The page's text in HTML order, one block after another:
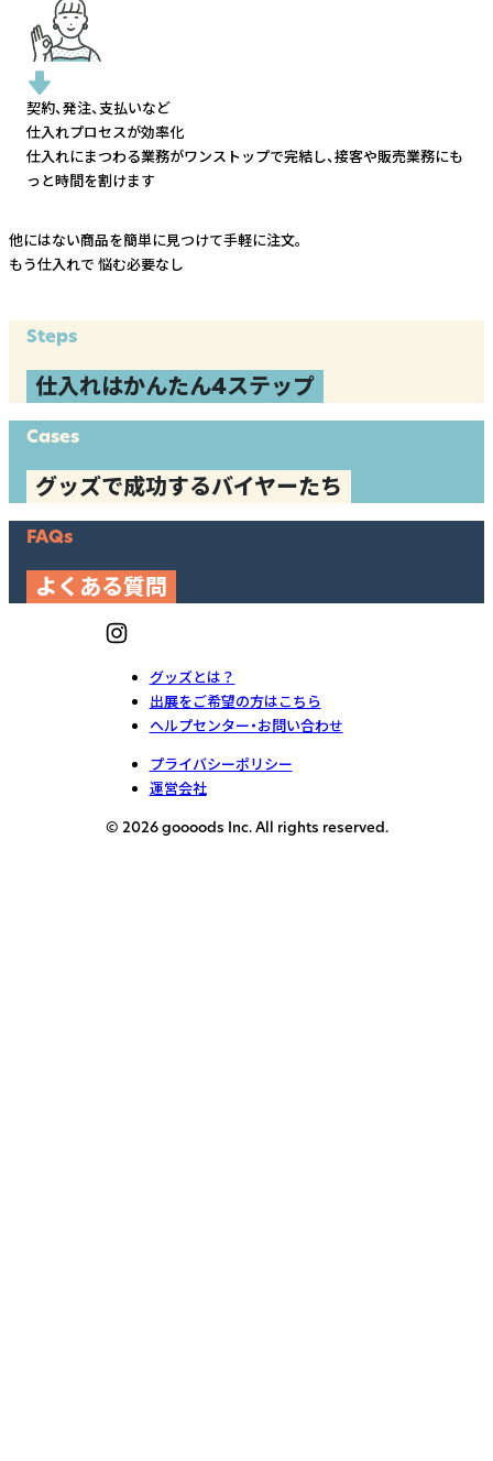
契約、発注、支払いなど
仕入れプロセスが効率化
仕入れにまつわる業務がワンストップで完結し、接客や販売業務にも
っと時間を割けます
他にはない商品を簡単に見つけて手軽に注文。
もう仕入れで 悩む必要なし
Steps
仕入れはかんたん4ステップ
Cases
グッズで成功するバイヤーたち
FAQs
よくある質問
グッズとは？
出展をご希望の方はこちら
ヘルプセンター・お問い合わせ
プライバシーポリシー
運営会社
© 2026 goooods Inc. All rights reserved.